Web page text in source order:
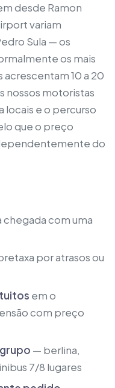
desde Ramon
variam
Sula — os
os mais
10 a 20
nossos motoristas
locais e o percurso
que o preço
do
chegada com uma
por atrasos ou
em o
com preço
— berlina,
7/8 lugares